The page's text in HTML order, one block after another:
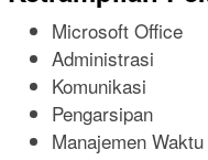
Microsoft Office
Administrasi
Komunikasi
Pengarsipan
Manajemen Waktu